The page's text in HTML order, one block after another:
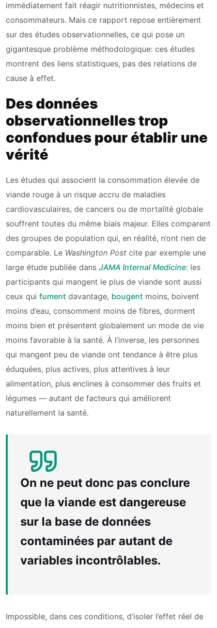
immédiatement fait réagir nutritionnistes, médecins et
consommateurs. Mais ce rapport repose entièrement
sur des études observationnelles, ce qui pose un
gigantesque problème méthodologique: ces études
montrent des liens statistiques, pas des relations de
cause à effet.
Des données
observationnelles trop
confondues pour établir une
vérité
Les études qui associent la consommation élevée de
viande rouge à un risque accru de maladies
cardiovasculaires, de cancers ou de mortalité globale
souffrent toutes du même biais majeur. Elles comparent
des groupes de population qui, en réalité, n’ont rien de
comparable. Le Washington Post cite par exemple une
large étude publiée dans JAMA Internal Medicine: les
participants qui mangent le plus de viande sont aussi
ceux qui fument davantage, bougent moins, boivent
moins d’eau, consomment moins de fibres, dorment
moins bien et présentent globalement un mode de vie
moins favorable à la santé. À l’inverse, les personnes
qui mangent peu de viande ont tendance à être plus
éduquées, plus actives, plus attentives à leur
alimentation, plus enclines à consommer des fruits et
légumes — autant de facteurs qui améliorent
naturellement la santé.
On ne peut donc pas conclure
que la viande est dangereuse
sur la base de données
contaminées par autant de
variables incontrôlables.
Impossible, dans ces conditions, d’isoler l’effet réel de